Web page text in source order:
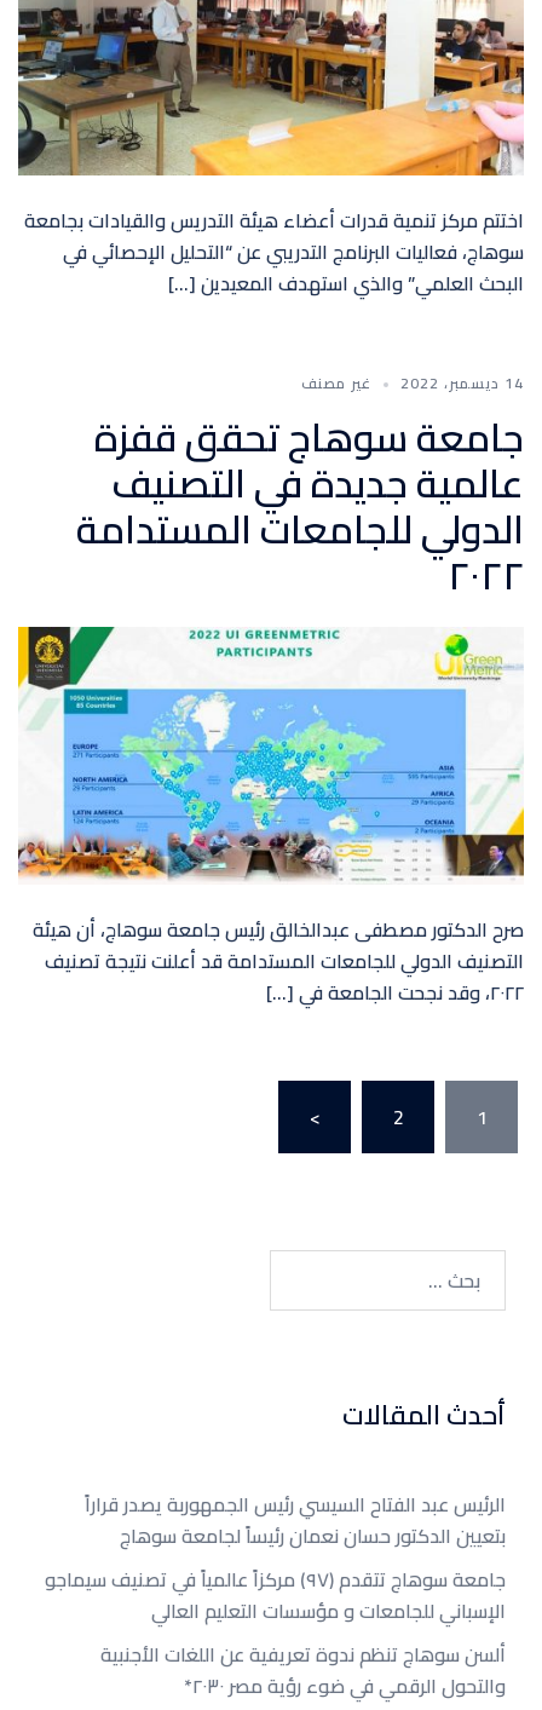
اختتم مركز تنمية قدرات أعضاء هيئة التدريس والقيادات بجامعة
سوهاج، فعاليات البرنامج التدريبي عن “التحليل الإحصائي في
البحث العلمي” والذي استهدف المعيدين […]
14 ديسمبر، 2022 غير مصنف
جامعة سوهاج تحقق قفزة
عالمية جديدة في التصنيف
الدولي للجامعات المستدامة
٢٠٢٢
صرح الدكتور مصطفى عبدالخالق رئيس جامعة سوهاج، أن هيئة
التصنيف الدولي للجامعات المستدامة قد أعلنت نتيجة تصنيف
٢٠٢٢، وقد نجحت الجامعة في […]
تصفّح
المقالات
1
2
>
عن:
أحدث المقالات
الرئيس عبد الفتاح السيسي رئيس الجمهوربة يصدر قراراً
بتعيين الدكتور حسان نعمان رئيساً لجامعة سوهاج
جامعة سوهاج تتقدم (٩٧) مركزاً عالمياً في تصنيف سيماجو
الإسباني للجامعات و مؤسسات التعليم العالي
ألسن سوهاج تنظم ندوة تعريفية عن اللغات الأجنبية
والتحول الرقمي في ضوء رؤية مصر ٢٠٣٠*